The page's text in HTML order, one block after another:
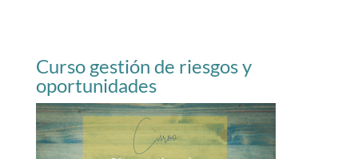
Curso gestión de riesgos y
oportunidades